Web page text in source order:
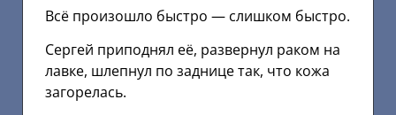
Всё произошло быстро — слишком быстро.
Сергей приподнял её, развернул раком на
лавке, шлепнул по заднице так, что кожа
загорелась.